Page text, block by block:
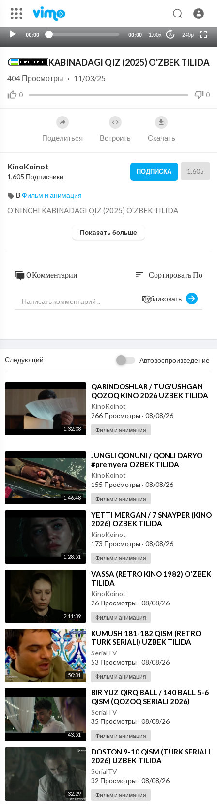
00:00 00:00 1.00x 10 240p
HD
O'NINCHI KABINADAGI QIZ (2025) O'ZBEK TILIDA
0 0
404 Просмотры · 11/03/25
Поделиться Встроить Скачать
KinoKoinot
1,605 Подписчики
ПОДПИСКА 1,605
ВФильм и анимация
⁣O'NINCHI KABINADAGI QIZ (2025) O'ZBEK TILIDA
Показать больше
0 Комментарии sort Сортировать По
Публиковать
Следующий Автовоспроизведение
1:32:08
⁣QARINDOSHLAR / TUG'USHGAN
QOZOQ KINO 2026 UZBEK TILIDA
KinoKoinot
266 Просмотры · 08/08/26
Фильм и анимация
1:46:48
⁣JUNGLI QONUNI / QONLI DARYO
#premyera OZBEK TILIDA
KinoKoinot
155 Просмотры · 08/08/26
Фильм и анимация
1:28:51
⁣YETTI MERGAN / 7 SNAYPER (KINO
2026) OZBEK TILIDA
KinoKoinot
173 Просмотры · 08/08/26
Фильм и анимация
2:11:39
⁣VASSA (RETRO KINO 1982) O'ZBEK
TILIDA
KinoKoinot
26 Просмотры · 08/08/26
Фильм и анимация
50:31
⁣KUMUSH 181-182 QISM (RETRO
TURK SERIALI) UZBEK TILIDA
SerialTV
53 Просмотры · 08/08/26
Фильм и анимация
43:51
⁣⁣BIR YUZ QIRQ BALL / 140 BALL 5-6
QISM (QOZOQ SERIALI 2026)
UZBEK TILIDA
SerialTV
35 Просмотры · 08/08/26
Фильм и анимация
32:29
⁣DOSTON 9-10 QISM (TURK SERIALI
2026) UZBEK TILIDA
SerialTV
32 Просмотры · 08/08/26
Фильм и анимация